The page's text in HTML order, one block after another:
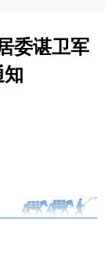
委谌卫军